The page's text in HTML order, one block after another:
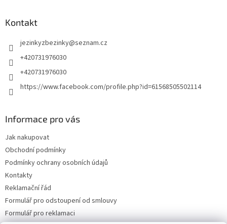
Kontakt
jezinkyzbezinky@seznam.cz
+420731976030
+420731976030
https://www.facebook.com/profile.php?id=61568505502114
Informace pro vás
Jak nakupovat
Obchodní podmínky
Podmínky ochrany osobních údajů
Kontakty
Reklamační řád
Formulář pro odstoupení od smlouvy
Formulář pro reklamaci